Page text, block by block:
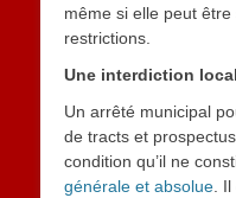
même si elle peut
restrictions.
Une interdiction
Un arrêté municipal
de tracts et
condition qu’il ne
générale et absolue. Il